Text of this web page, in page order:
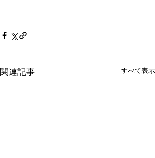
関連記事 すべて表示